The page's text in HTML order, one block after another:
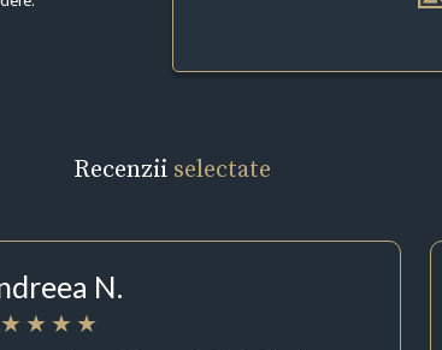
Recenzii selectate
N.